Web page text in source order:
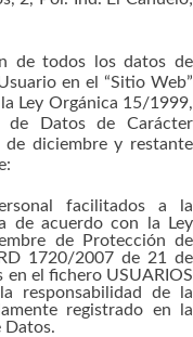
de todos los datos de
en el “Sitio Web”
Ley Orgánica 15/1999,
Datos de Carácter
diciembre y restante
facilitados a la
de acuerdo con la Ley
de Protección de
1720/2007 de 21 de
el fichero USUARIOS
responsabilidad de la
registrado en la
Datos.